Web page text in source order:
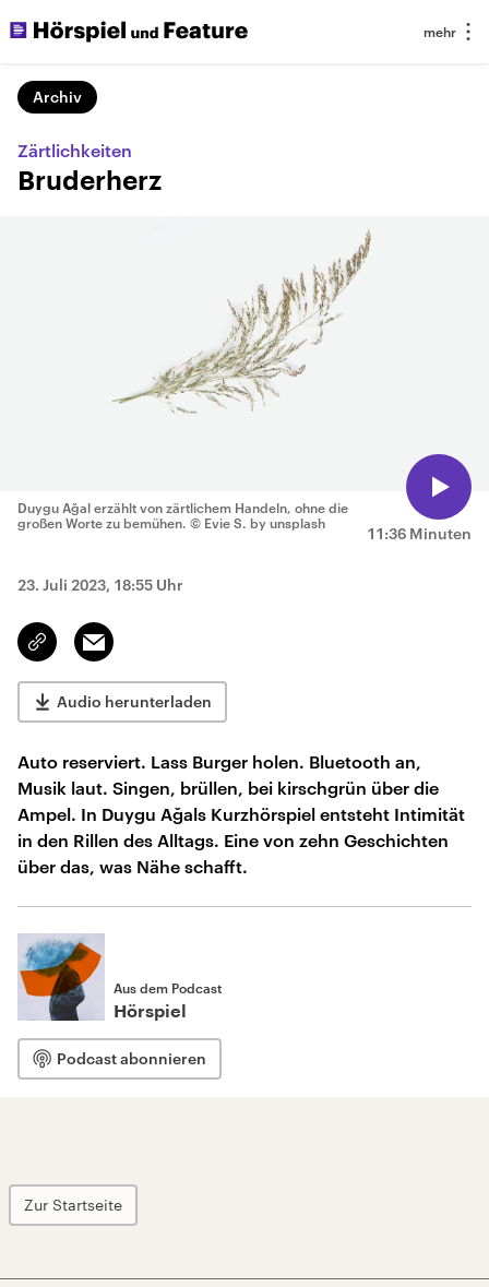
Archiv
Zärtlichkeiten
Bruderherz
11:36 Minuten
Duygu Ağal erzählt von zärtlichem Handeln, ohne die
großen Worte zu bemühen. © Evie S. by unsplash
23. Juli 2023, 18:55 Uhr
Link
kopieren/teilen
Email
Audio herunterladen
Auto reserviert. Lass Burger holen. Bluetooth an,
Musik laut. Singen, brüllen, bei kirschgrün über die
Ampel. In Duygu Ağals Kurzhörspiel entsteht Intimität
in den Rillen des Alltags. Eine von zehn Geschichten
über das, was Nähe schafft.
Aus dem Podcast
Hörspiel
Podcast abonnieren
Zur Startseite